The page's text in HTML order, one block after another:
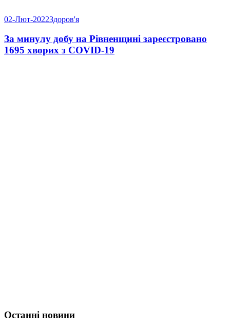
02-Лют-2022Здоров'я
За минулу добу на Рівненщині зареєстровано
1695 хворих з COVID-19
Останні новини